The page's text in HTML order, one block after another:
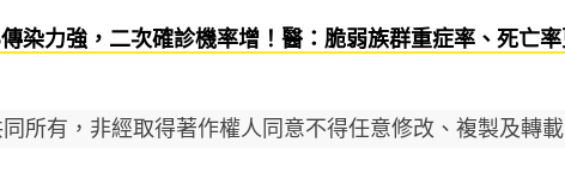
染力強，二次確診機率增！醫：脆弱族群重症率、死亡率
所有，非經取得著作權人同意不得任意修改、複製及轉載